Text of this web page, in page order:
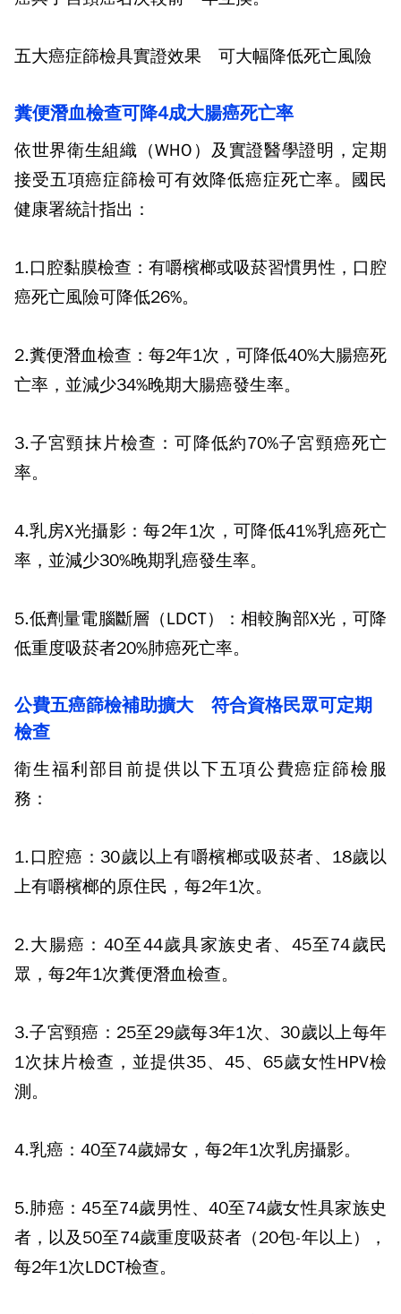
五大癌症篩檢具實證效果 可大幅降低死亡風險
糞便潛血檢查可降4成大腸癌死亡率
依世界衛生組織（WHO ）及實證醫學證明，定期
接受五項癌症篩檢可有效降低癌症死亡率。國民
健康署統計指出：
1.口腔黏膜檢查：有嚼檳榔或吸菸習慣男性，口腔
癌死亡風險可降低26%。
2.糞便潛血檢查：每2年1次，可降低40%大腸癌死
亡率，並減少34%晚期大腸癌發生率。
3.子宮頸抹片檢查：可降低約70%子宮頸癌死亡
率。
4.乳房X光攝影：每2年1次，可降低41%乳癌死亡
率，並減少30%晚期乳癌發生率。
5.低劑量電腦斷層（LDCT）：相較胸部X光，可降
低重度吸菸者20%肺癌死亡率。
公費五癌篩檢補助擴大 符合資格民眾可定期
檢查
衛生福利部目前提供以下五項公費癌症篩檢服
務：
1. 口腔癌： 30歲以上有嚼檳榔或吸菸者、 18歲以
上有嚼檳榔的原住民，每2年1次。
2.大腸癌： 40至44歲具家族史者、 45至74歲民
眾，每2年1次糞便潛血檢查。
3.子宮頸癌： 25至29歲每3年1次、 30歲以上每年
1次抹片檢查，並提供35、 45、 65歲女性HPV檢
測。
4.乳癌： 40至74歲婦女，每2年1次乳房攝影。
5.肺癌：45至74歲男性、 40至74歲女性具家族史
者，以及50至74歲重度吸菸者（20包-年以上），
每2年1次LDCT檢查。